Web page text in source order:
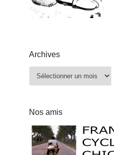
Archives
Archives
Nos amis